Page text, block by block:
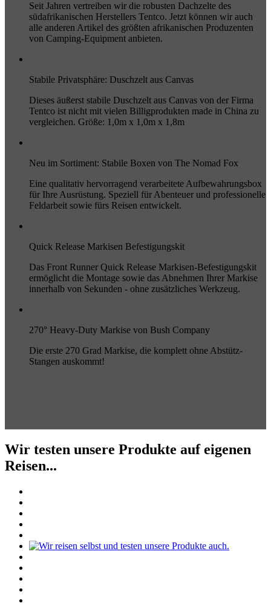
Seit Jahren vertreiben wir die robusten Dachzelte des
südafrikanischen Herstellers Tentco. Jetzt können wir auch
alle anderen Artikel des größten afrikanischen Produzenten
von Camping-Equipment anbieten.
Stabile Privatsphäre: Duschzelt aus Canvas
Dieses äußerst stabile Duschzelt aus Canvas von der Firma
Tentco ist nicht mit vielen Billigprodukten made in China zu
vergleichen. Größe: 1,0m x 1,0m x 1,8m
Neu im Sortiment: Stabile Boxen von The Nomad Fox
Eine qualitativ hervorragend verarbeitete Aufbewahrungsbox
für Ihre Ausrüstung. Speziell für Abenteuer und professionelle
Feldarbeit sowie fürs Reisen entwickelt.
Quick Release Markisen Befestigungskit
Das Front Runner Quick Release Markisen-Befestigungskit
ermöglicht die Montage sowie das Abnehmen Ihrer Markise
innerhalb von Sekunden - ohne zusätzliches Werkzeug.
270° Heavy-Duty Markise von Bush Company
Die erste 270 Grad Markise, die komplett ohne Abstütz-
Stangen auskommt!
Wir testen unsere Produkte auf eigenen
Reisen...